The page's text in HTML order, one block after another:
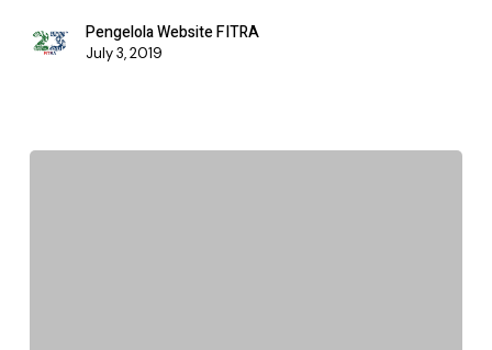
Pengelola Website FITRA
July 3, 2019